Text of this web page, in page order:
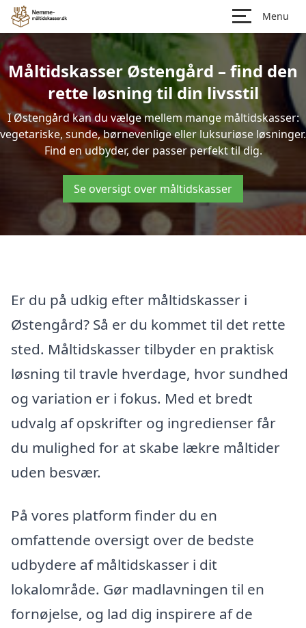
Menu
Måltidskasser Østengård – find den
rette løsning til din livsstil
I Østengård kan du vælge mellem mange måltidskasser:
vegetariske, sunde, børnevenlige eller luksuriøse løsninger.
Find en udbyder, der passer perfekt til dig.
Se oversigt over måltidskasser
Er du på udkig efter måltidskasser i
Østengård? Så er du kommet til det rette
sted. Måltidskasser tilbyder en praktisk
løsning til travle hverdage, hvor sundhed
og variation er i fokus. Med et bredt
udvalg af opskrifter og ingredienser får
du mulighed for at skabe lækre måltider
uden besvær.
På vores platform finder du en
omfattende oversigt over de bedste
udbydere af måltidskasser i dit
lokalområde. Gør madlavningen til en
fornøjelse, og lad dig inspirere af de